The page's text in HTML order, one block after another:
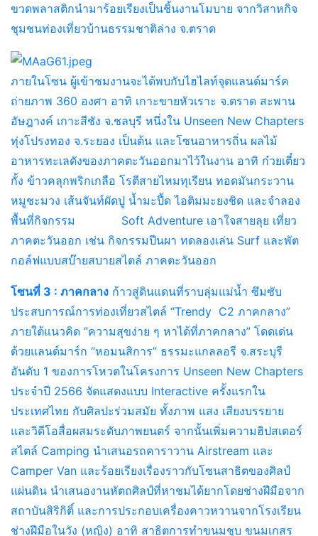
ขวดพลาสติกนำมาร้อยเรียงเป็นชิ้นงานโมบาย จากวิสาหกิจ
ชุมชนท่องเที่ยวบ้านธรรมชาติล่าง จ.ตราด
ภายในโซน ผู้เข้าชมงานจะได้พบกับไฮไลท์จุดแลนด์มาร์ค
ถ่ายภาพ 360 องศา อาทิ เกาะขายหัวเราะ จ.ตราด สะพาน
อัษฎางค์ เกาะสีชัง จ.ชลบุรี หนึ่งใน Unseen New Chapters
ทุ่งโปรงทอง จ.ระยอง เป็นต้น และโซนอาหารถิ่น ผลไม้
อาหารทะเลดังของภาคตะวันออกมาไว้ในงาน อาทิ ก๋วยเตี๋ยว
กั้ง ข้าวคลุกพริกเกลือ โรตีสายไหมทุเรียน ทอดมันกระวาน
หมูชะมวง เส้นจันท์ผัดปู น้ำมะปี้ด ไอติมมะยงชิด และจำลอง
พื้นที่กิจกรรม Soft Adventure เอาใจสายลุย เที่ยว
ภาคตะวันออก เช่น กิจกรรมปีนผา ทดลองเล่น Surf และพัต
กอล์ฟแบบสบ๊ายสบายสไตล์ ภาคตะวันออก
โซนที่ 3 : ภาคกลาง ก้าวสู่ดินแดนที่ราบลุ่มแม่น้ำ ซึมซับ
ประสบการณ์การท่องเที่ยวสไตล์ “Trendy C2 ภาคกลาง”
ภายใต้แนวคิด “ความสุขง่าย ๆ หาได้ที่ภาคกลาง” โดดเด่น
ด้วยแลนด์มาร์ก “หอมนสิการ” ธรรมะแกลลอรี จ.สระบุรี
อันดับ 1 ของการโหวตในโครงการ Unseen New Chapters
ประจำปี 2566 จัดแสดงแบบ Interactive ครั้งแรกใน
ประเทศไทย กับศิลปะร่วมสมัย ทั้งภาพ แสง เสียงบรรยาย
และวิดีโอสื่อผสมระดับภาพยนตร์ จากนั้นเพิ่มความฮิปสเตอร์
สไตล์ Camping นำเสนอรถคาราวาน Airstream และ
Camper Van และร้อยเรียงเรื่องราวกับโซนสาธิตของศิลป์
แผ่นดิน นำเสนองานหัตถศิลป์ที่หาชมได้ยากโดยช่างฝีมือจาก
สถาบันสิริกิติ์ และการประกอบเครื่องคาวหวานจากโรงเรียน
ช่างฝีมือในวัง (หญิง) อาทิ สาธิตการทำขนมชุบ ขนมเกสร